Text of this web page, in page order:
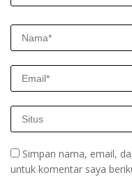
Simpan nama, email,
untuk komentar saya